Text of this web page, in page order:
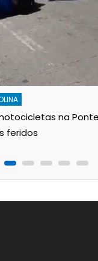
na
feridos